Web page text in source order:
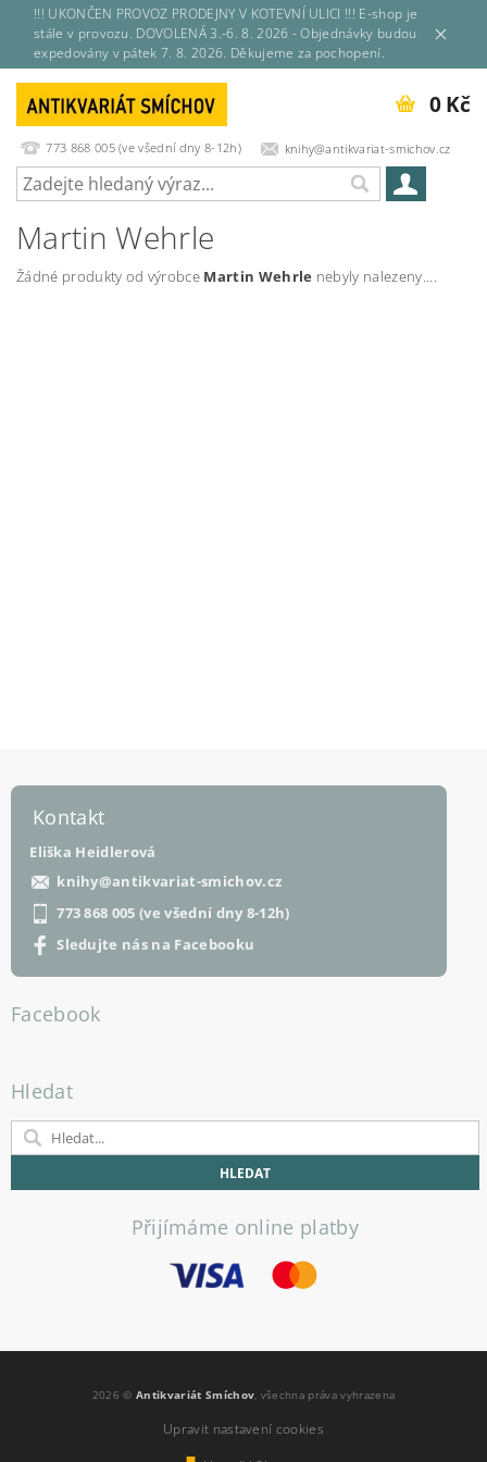
!!! UKONČEN PROVOZ PRODEJNY V KOTEVNÍ ULICI !!! E-shop je
stále v provozu. DOVOLENÁ 3.-6. 8. 2026 - Objednávky budou
expedovány v pátek 7. 8. 2026. Děkujeme za pochopení.
773 868 005 (ve všední dny 8-12h) knihy@antikvariat-smichov.cz
0 Kč
Martin Wehrle
Žádné produkty od výrobce Martin Wehrle nebyly nalezeny....
Kontakt
Eliška Heidlerová
knihy@antikvariat-smichov.cz
773 868 005 (ve všední dny 8-12h)
Sledujte nás na Facebooku
Facebook
Hledat
Přijímáme online platby
2026 ©Antikvariát Smíchov , všechna práva vyhrazena
Upravit nastavení cookies